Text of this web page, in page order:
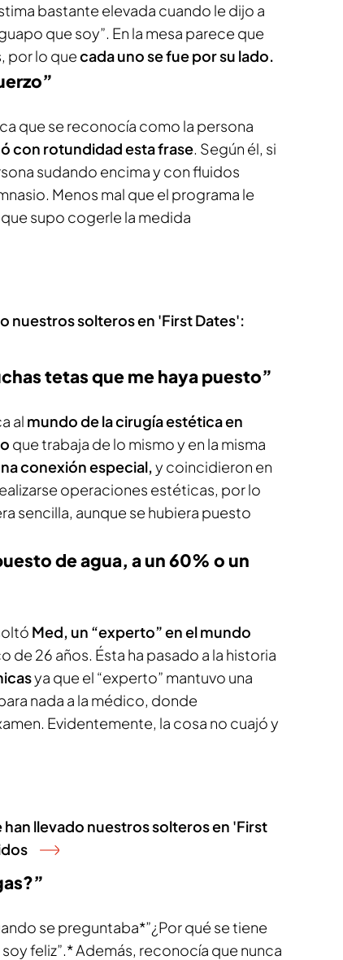
bastante elevada cuando le dijo a
que soy”. En la mesa parece que
por lo quecada uno se fue por su lado.
que se reconocía como la persona
con rotundidad esta frase. Según él, si
sudando encima y con fluidos
Menos mal que el programa le
supo cogerle la medida
nuestros solteros en 'First Dates':
tetas que me haya puesto”
al mundo de la cirugía estética en
que trabaja de lo mismo y en la misma
conexión especial,y coincidieron en
operaciones estéticas, por lo
sencilla, aunque se hubiera puesto
de agua, a un 60% o un
Med, un “experto” en el mundo
de 26 años. Ésta ha pasado a la historia
ya que el “experto” mantuvo una
nada a la médico, donde
Evidentemente, la cosa no cuajó y
llevado nuestros solteros en 'First
se preguntaba*”¿Por qué se tiene
feliz”.* Además, reconocía que nunca